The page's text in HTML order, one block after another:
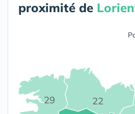
proximité de
22
29